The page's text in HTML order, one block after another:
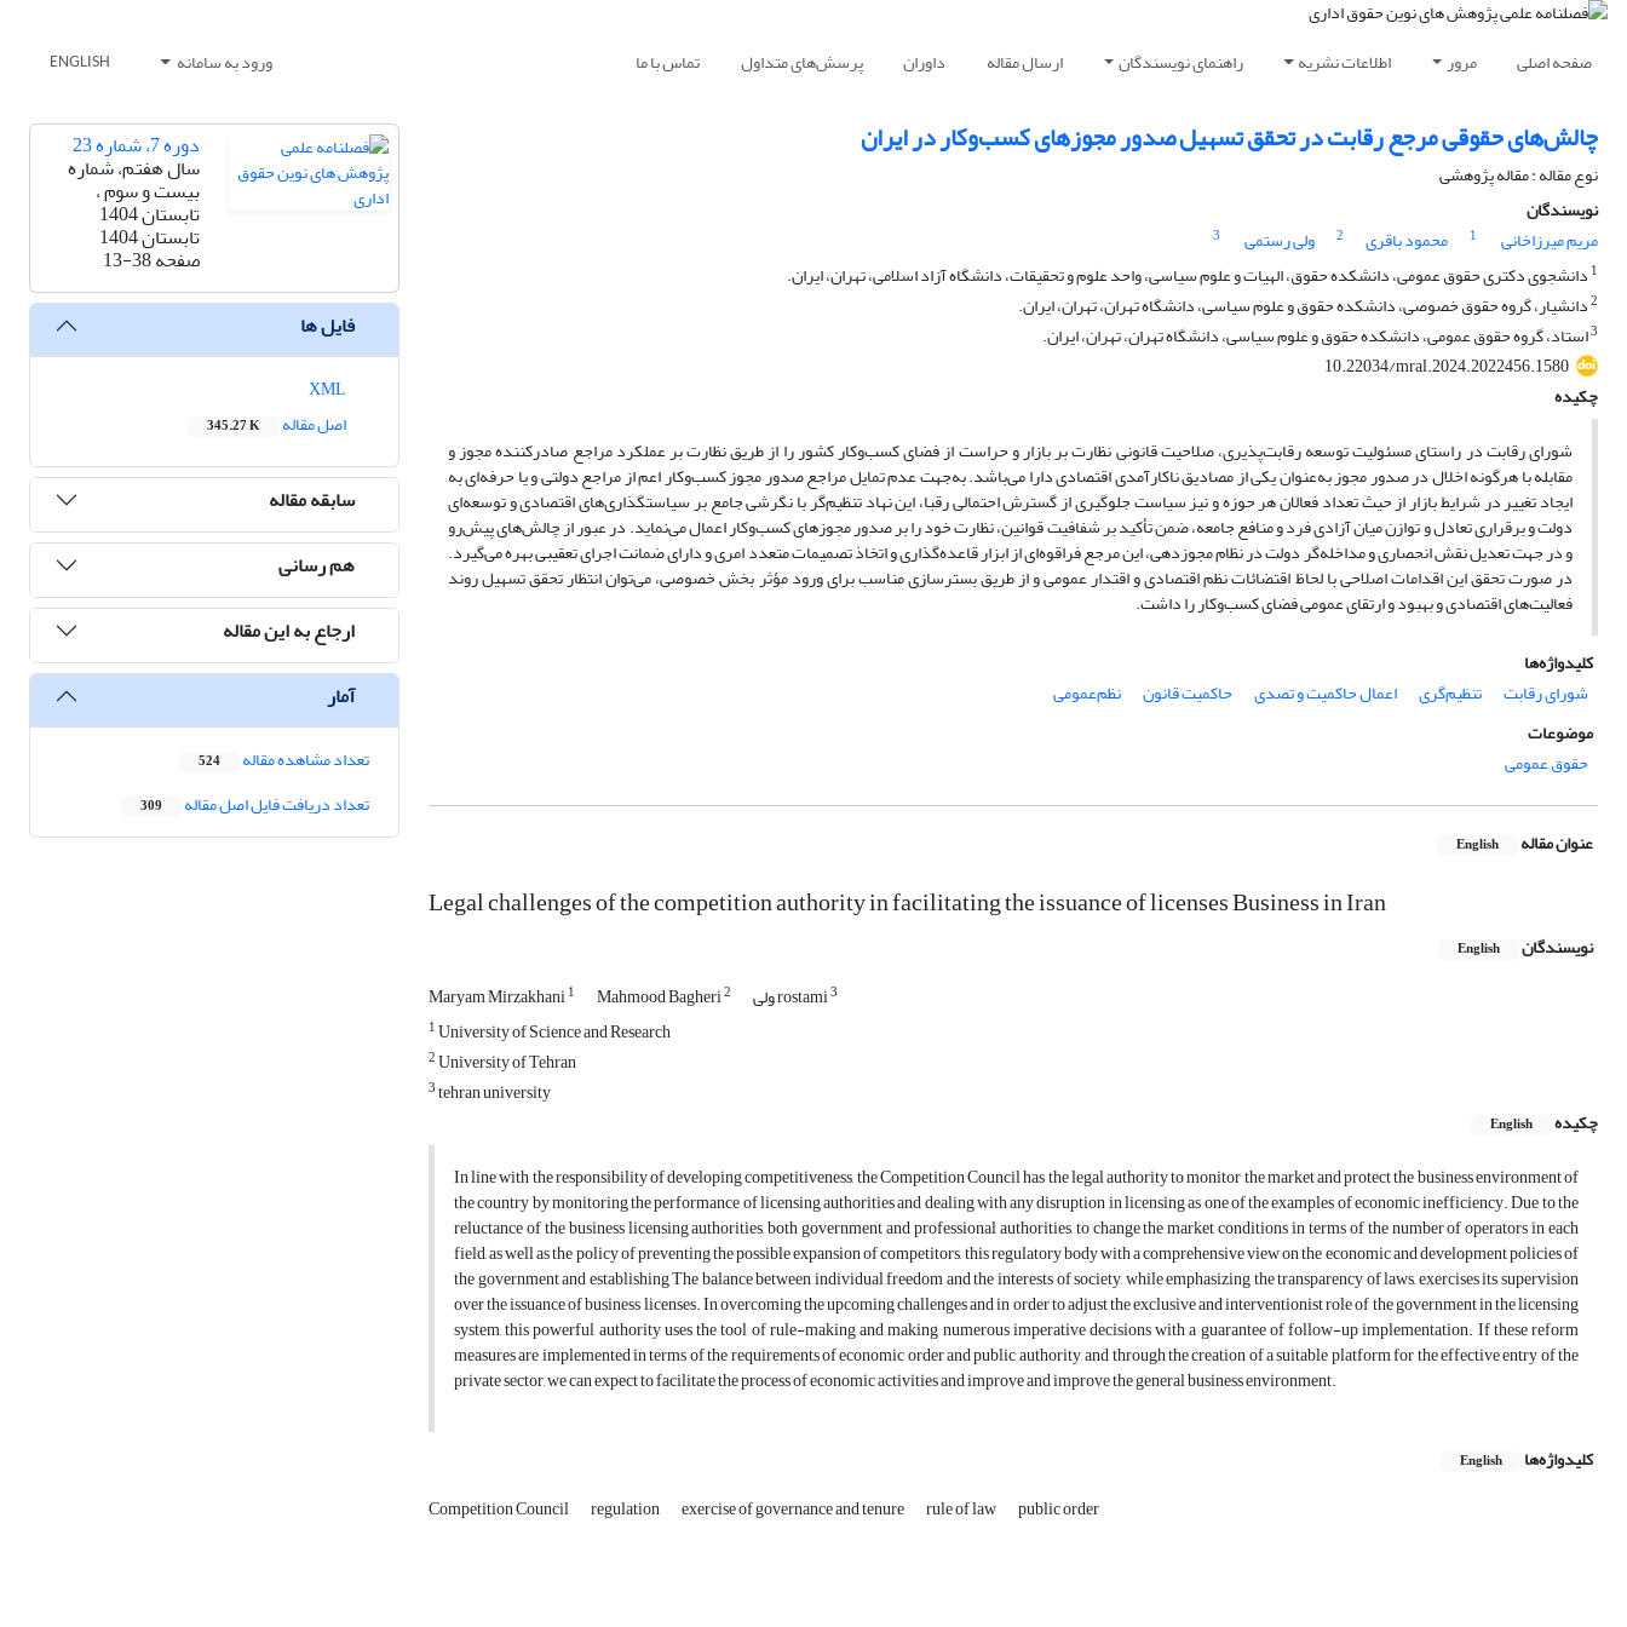
صفحه اصلی مرور اطلاعات نشریه راهنمای نویسندگان ارسال مقاله داوران پرسش‌های متداول تماس با ما ورود به سامانه ENGLISH
چالش‌های حقوقی مرجع رقابت در تحقق تسهیل صدور مجوزهای کسب‌وکار در ایران
نوع مقاله : مقاله پژوهشی
نویسندگان
مریم میرزاخانی
1 محمود باقری 2 ولی رستمی
3
1 دانشجوی دکتری حقوق عمومی، دانشکده حقوق، الهیات و علوم سیاسی، واحد علوم و تحقیقات، دانشگاه آزاد اسلامی، تهران، ایران.
2دانشیار، گروه حقوق خصوصی، دانشکده حقوق و علوم سیاسی، دانشگاه تهران، تهران، ایران.
3استاد، گروه حقوق عمومی، دانشکده حقوق و علوم سیاسی، دانشگاه تهران، تهران، ایران.
10.22034/mral.2024.2022456.1580
چکیده
شورای رقابت در راستای مسئولیت توسعه رقابت‌پذیری، صلاحیت قانونی نظارت بر بازار و حراست از فضای کسب‌و‌کار کشور را از طریق نظارت بر عملکرد مراجع صادرکننده مجوز و
مقابله با هرگونه اخلال در صدور مجوز به‌عنوان یکی از مصادیق ناکارآمدی اقتصادی دارا می‌باشد. به‌جهت عدم تمایل مراجع صدور مجوز کسب‌و‌کار اعم از مراجع دولتی و یا حرفه‌ای به
ایجاد تغییر در شرایط بازار از حیث تعداد فعالان هر حوزه و نیز سیاست جلوگیری از گسترش احتمالی رقبا، این نهاد تنظیم‌گر با نگرشی جامع بر سیاستگذاری‌های اقتصادی و توسعه‌ای
دولت و برقراری تعادل و توازن میان آزادی فرد و منافع جامعه، ضمن تأکید بر شفافیت قوانین، نظارت خود را بر صدور مجوزهای کسب‌و‌کار اعمال می‌نماید. در عبور از چالش‌های پیش‌رو
و در جهت تعدیل نقش انحصاری و مداخله‌گر دولت در نظام مجوزدهی، این مرجع فراقوه‌ای از ابزار قاعده‌گذاری و اتخاذ تصمیمات متعدد امری و دارای ضمانت اجرای تعقیبی بهره می‌گیرد.
در صورت تحقق این اقدامات اصلاحی با لحاظ اقتضائات نظم اقتصادی و اقتدار عمومی و از طریق بسترسازی مناسب برای ورود مؤثر بخش خصوصی، می‌توان انتظار تحقق تسهیل روند
فعالیت‌های اقتصادی و بهبود و ارتقای عمومی فضای کسب‌وکار را داشت.
کلیدواژه‌ها
شورای رقابت
تنظیم‌گری اعمال حاکمیت و تصدی حاکمیت قانون
نظم‌عمومی
موضوعات
حقوق عمومی
عنوان مقاله English
Legal challenges of the competition authority in facilitating the issuance of licenses Business in Iran
نویسندگان English
Maryam Mirzakhani1 Mahmood Bagheri2 ولی rostami3
1University of Science and Research
2University of Tehran
3tehran university
چکیده
English
In line with the responsibility of developing competitiveness, the Competition Council has the legal authority to monitor the market and protect the business environment of
the country by monitoring the performance of licensing authorities and dealing with any disruption in licensing as one of the examples of economic inefficiency. Due to the
reluctance of the business licensing authorities, both government and professional authorities, to change the market conditions in terms of the number of operators in each
field, as well as the policy of preventing the possible expansion of competitors, this regulatory body with a comprehensive view on the economic and development policies of
the government and establishing The balance between individual freedom and the interests of society, while emphasizing the transparency of laws, exercises its supervision
over the issuance of business licenses. In overcoming the upcoming challenges and in order to adjust the exclusive and interventionist role of the government in the licensing
system, this powerful authority uses the tool of rule-making and making numerous imperative decisions with a guarantee of follow-up implementation. If these reform
measures are implemented in terms of the requirements of economic order and public authority, and through the creation of a suitable platform for the effective entry of the
private sector, we can expect to facilitate the process of economic activities and improve and improve the general business environment.
کلیدواژه‌ها English
Competition Council regulation exercise of governance and tenure rule of law public order
دوره 7، شماره 23
سال هفتم، شماره
بیست و سوم ،
تابستان 1404
تابستان 1404
صفحه13-38
فایل ها
اصل مقاله
345.27 K
سابقه مقاله
هم رسانی
ارجاع به این مقاله
آمار
تعداد مشاهده مقاله 524
تعداد دریافت فایل اصل مقاله 309